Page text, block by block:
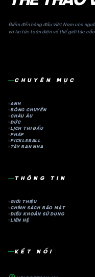
Điểm đến hàng đầu Việt Nam cho
và tin tức toàn diện về thế giới túc cầu.
CHUYÊN MỤC
ANH
BÓNG CHUYỀN
CHÂU ÂU
ĐỨC
LỊCH THI ĐẤU
PHÁP
PICKLEBALL
TÂY BAN NHA
THÔNG TIN
GIỚI THIỆU
CHÍNH SÁCH BẢO MẬT
ĐIỀU KHOẢN SỬ DỤNG
LIÊN HỆ
KẾT NỐI